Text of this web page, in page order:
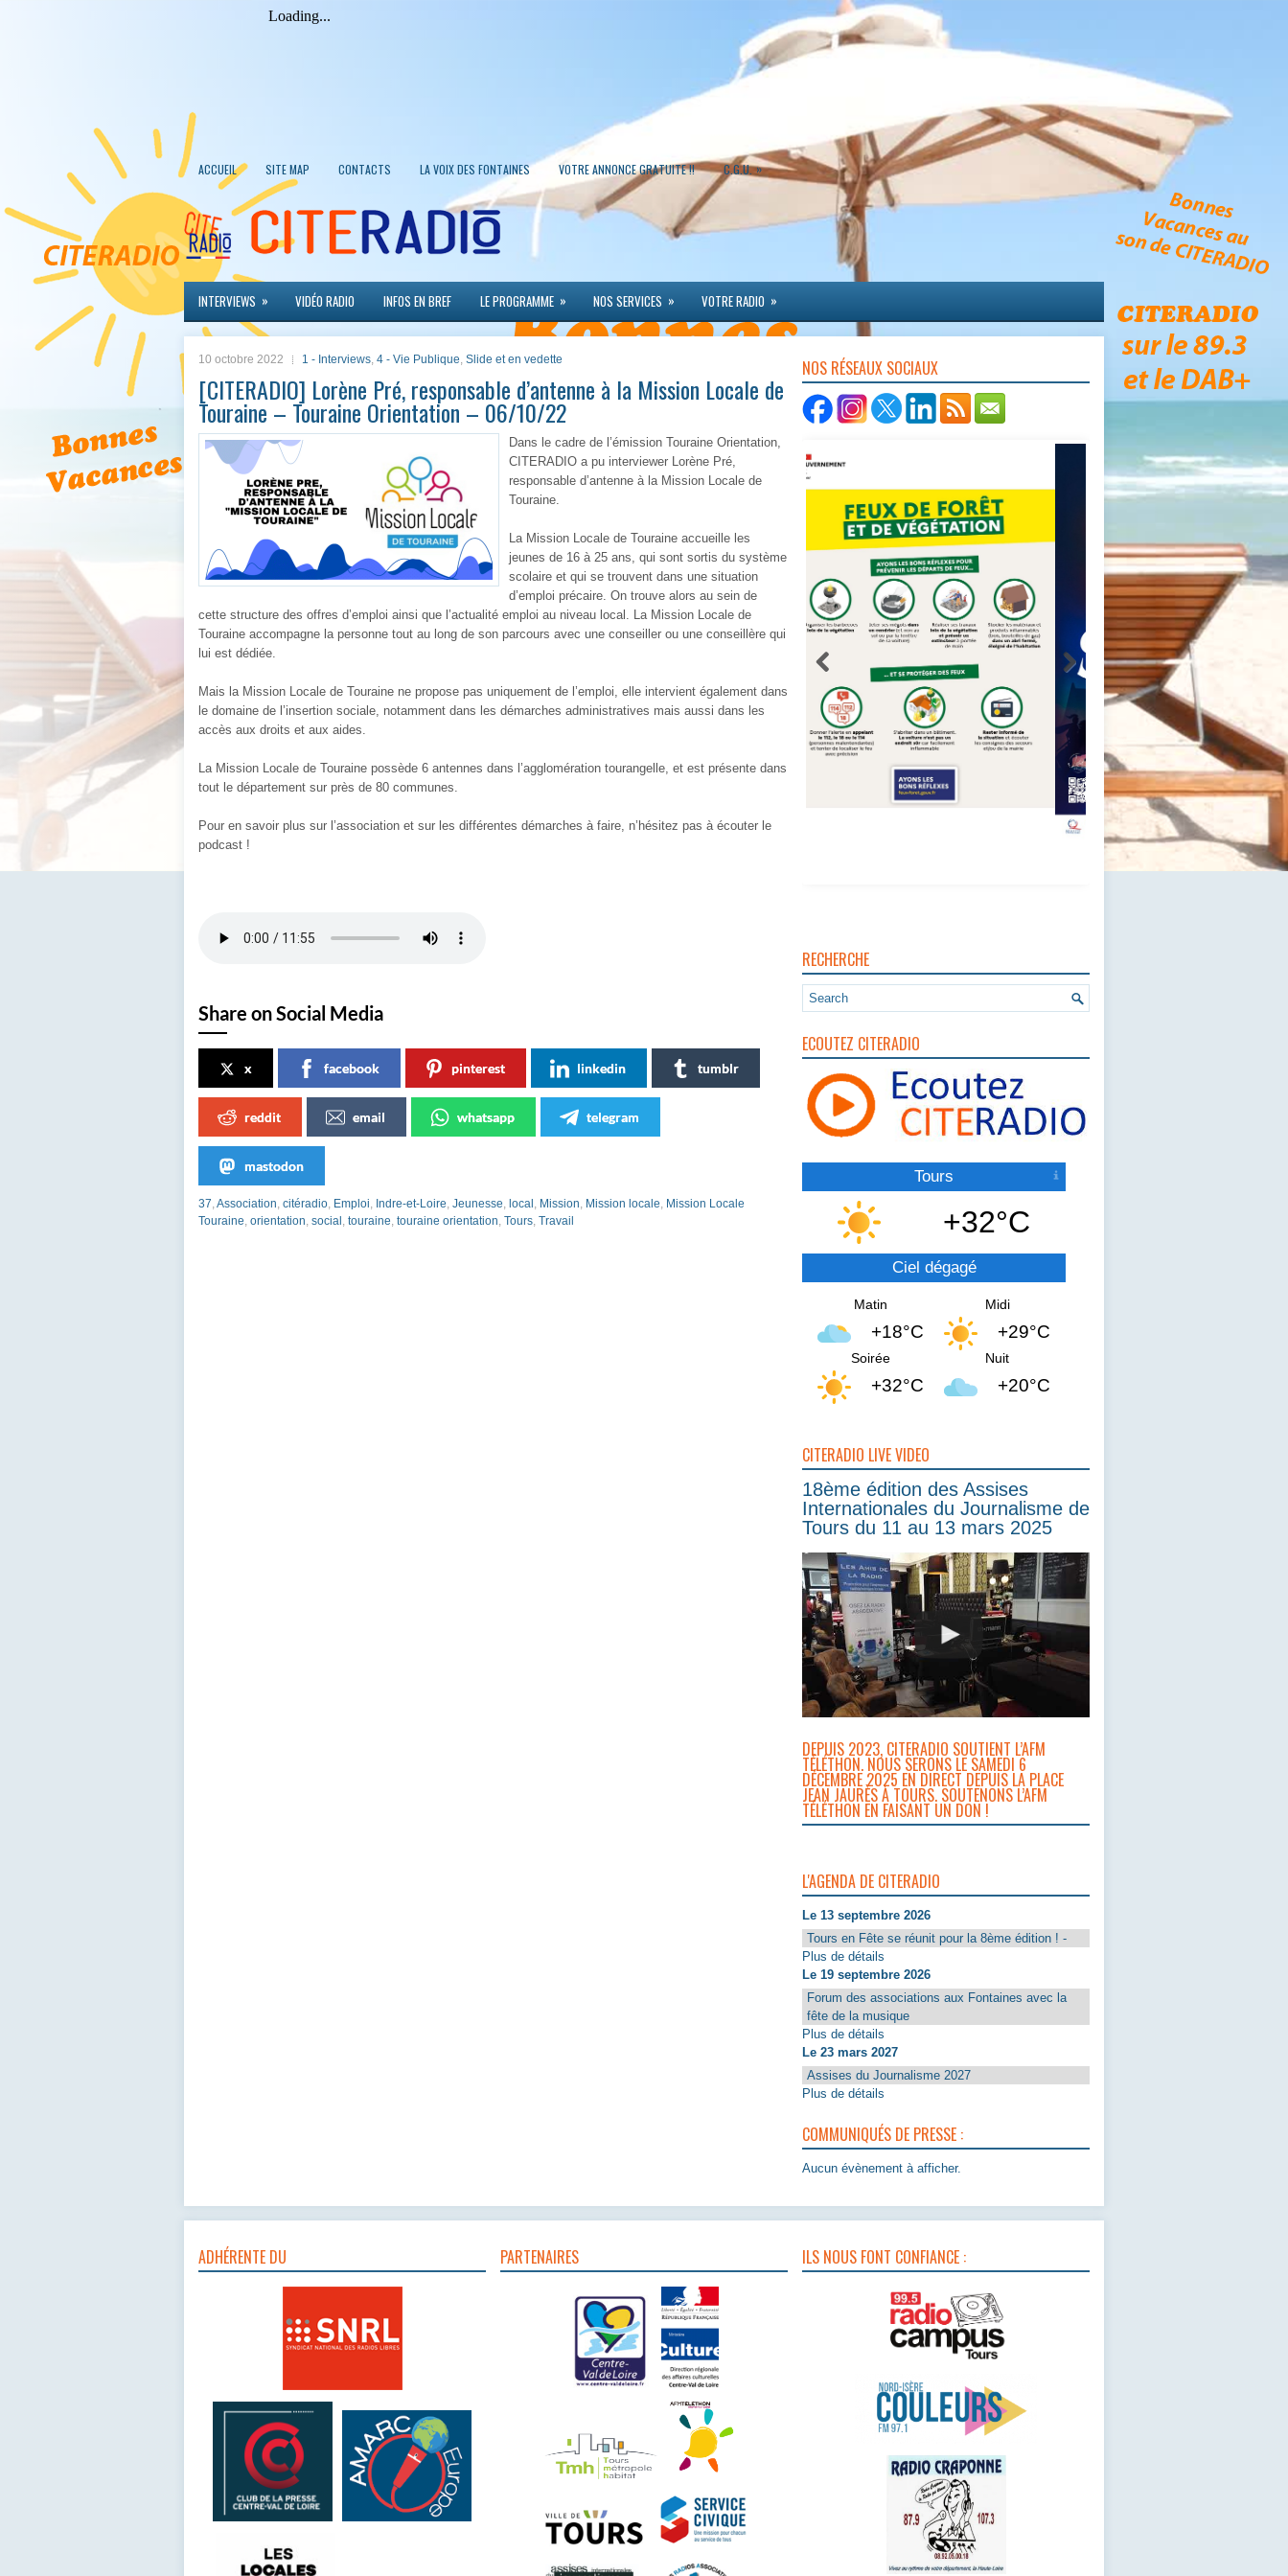
ACCUEIL SITE MAP CONTACTS LA VOIX DES FONTAINES VOTRE ANNONCE GRATUITE !! C.G.U. »
INTERVIEWS » VIDÉO RADIO INFOS EN BREF LE PROGRAMME » NOS SERVICES » VOTRE RADIO »
10 octobre 2022 1 - Interviews, 4 - Vie Publique, Slide et en vedette
[CITERADIO] Lorène Pré, responsable d’antenne à la Mission Locale de
Touraine – Touraine Orientation – 06/10/22
Dans le cadre de l’émission Touraine Orientation,
CITERADIO a pu interviewer Lorène Pré,
responsable d’antenne à la Mission Locale de
Touraine.
La Mission Locale de Touraine accueille les
jeunes de 16 à 25 ans, qui sont sortis du système
scolaire et qui se trouvent dans une situation
d’emploi précaire. On trouve alors au sein de
cette structure des offres d’emploi ainsi que l’actualité emploi au niveau local. La Mission Locale de
Touraine accompagne la personne tout au long de son parcours avec une conseiller ou une conseillère qui
lui est dédiée.
Mais la Mission Locale de Touraine ne propose pas uniquement de l’emploi, elle intervient également dans
le domaine de l’insertion sociale, notamment dans les démarches administratives mais aussi dans les
accès aux droits et aux aides.
La Mission Locale de Touraine possède 6 antennes dans l’agglomération tourangelle, et est présente dans
tout le département sur près de 80 communes.
Pour en savoir plus sur l’association et sur les différentes démarches à faire, n’hésitez pas à écouter le
podcast !
Share on Social Media
x facebook pinterest linkedin tumblr
reddit email whatsapp telegram
mastodon
37,Association, citéradio, Emploi, Indre-et-Loire, Jeunesse, local , Mission, Mission locale, Mission Locale
Touraine, orientation, social , touraine, touraine orientation, Tours, Travail
NOS RÉSEAUX SOCIAUX
RECHERCHE
ECOUTEZ CITERADIO
Tours
+32°C
Ciel dégagé
Matin
+18°C
Midi
+29°C
Soirée
+32°C
Nuit
+20°C
CITERADIO LIVE VIDEO
18ème édition des Assises
Internationales du Journalisme de
Tours du 11 au 13 mars 2025
DEPUIS 2023, CITERADIO SOUTIENT L’AFM
TÉLÉTHON. NOUS SERONS LE SAMEDI 6
DÉCEMBRE 2025 EN DIRECT DEPUIS LA PLACE
JEAN JAURÈS À TOURS. SOUTENONS L’AFM
TÉLÉTHON EN FAISANT UN DON !
L'AGENDA DE CITERADIO
Le 13 septembre 2026
Tours en Fête se réunit pour la 8ème édition ! -
Plus de détails
Le 19 septembre 2026
Forum des associations aux Fontaines avec la
fête de la musique
Plus de détails
Le 23 mars 2027
Assises du Journalisme 2027
Plus de détails
COMMUNIQUÉS DE PRESSE :
Aucun évènement à afficher.
ADHÉRENTE DU PARTENAIRES ILS NOUS FONT CONFIANCE :